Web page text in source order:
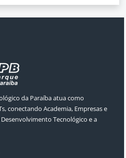
da Paraíba atua como
conectando Academia, Empresas e
Tecnológico e a